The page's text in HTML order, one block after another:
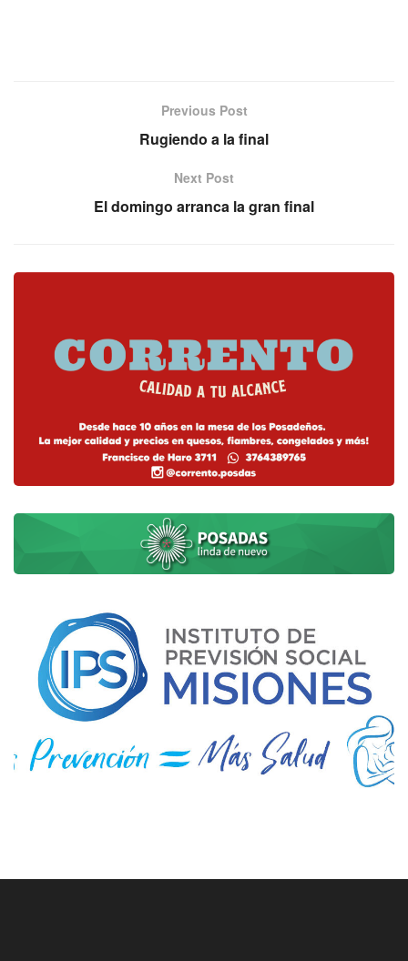
Previous Post
Rugiendo a la final
Next Post
El domingo arranca la gran final